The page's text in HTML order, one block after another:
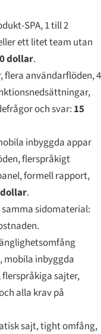
SPA, 1 till 2
ett litet team utan
dollar.
flera användarflöden, 4
och svar: 15
inbyggda appar
flerspråkigt
formell rapport,
.
sidomaterial:
mobila inbyggda
flerspråkiga sajter,
alla krav på
sajt, tight omfång,